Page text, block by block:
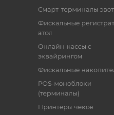
Смарт-терминалы
Фискальные
атол
Онлайн-кассы с
эквайрингом
Фискальные
POS-моноблоки
(терминалы)
Принтеры чеков